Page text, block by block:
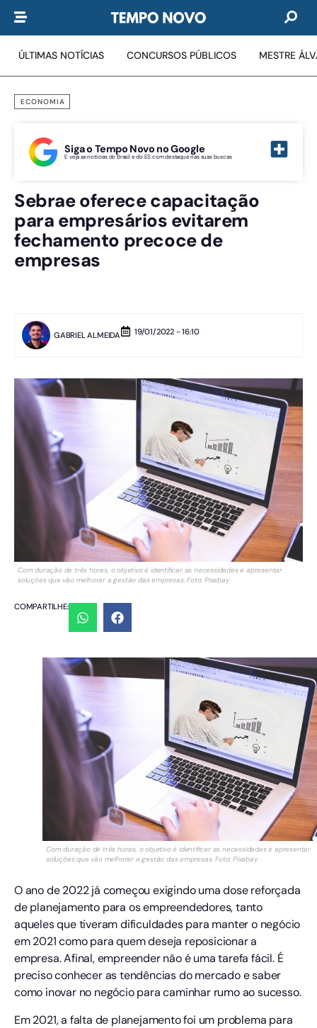
ÚLTIMAS NOTÍCIAS CONCURSOS PÚBLICOS MESTRE
ECONOMIA
Siga o Tempo Novo no Google
E veja as notícias do Brasil e do ES com destaque nas suas buscas
Sebrae oferece capacitação
para empresários evitarem
fechamento precoce de
empresas
GABRIEL ALMEIDA 19/01/2022 - 16:10
Com duração de três horas, o objetivo é identificar as necessidades e apresentar
soluções que vão melhorar a gestão das empresas. Foto: Pixabay
COMPARTILHE:
Com duração de três horas, o objetivo é identificar as necessidades e apresentar
soluções que vão melhorar a gestão das empresas. Foto: Pixabay
O ano de 2022 já começou exigindo uma dose reforçada
de planejamento para os empreendedores, tanto
aqueles que tiveram dificuldades para manter o negócio
em 2021 como para quem deseja reposicionar a
empresa. Afinal, empreender não é uma tarefa fácil. É
preciso conhecer as tendências do mercado e saber
como inovar no negócio para caminhar rumo ao sucesso.
Em 2021, a falta de planejamento foi um problema para